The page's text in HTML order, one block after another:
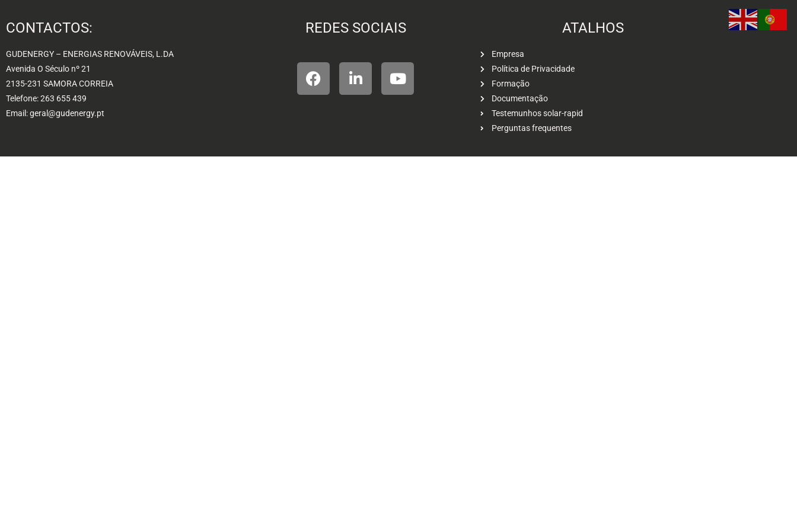
CONTACTOS:
GUDENERGY – ENERGIAS RENOVÁVEIS, L.DA
Avenida O Século nº 21
2135-231 SAMORA CORREIA
Telefone: 263 655 439
Email: geral@gudenergy.pt
REDES SOCIAIS ATALHOS
Empresa
Política de Privacidade
Formação
Documentação
Testemunhos solar-rapid
Perguntas frequentes